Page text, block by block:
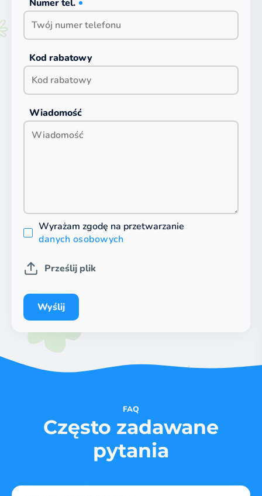
Numer tel.
Kod rabatowy
Wiadomość
Wyrażam zgodę na przetwarzanie
danych osobowych
Prześlij plik
Wyślij
FAQ
Często zadawane
pytania